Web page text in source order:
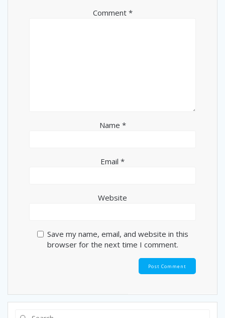
Comment *
Name *
Email *
Website
Save my name, email, and website in this
browser for the next time I comment.